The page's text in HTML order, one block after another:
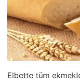
Elbette tüm